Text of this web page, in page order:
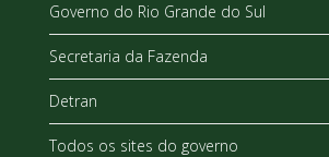
Governo do Rio Grande do Sul
Secretaria da Fazenda
Detran
Todos os sites do governo